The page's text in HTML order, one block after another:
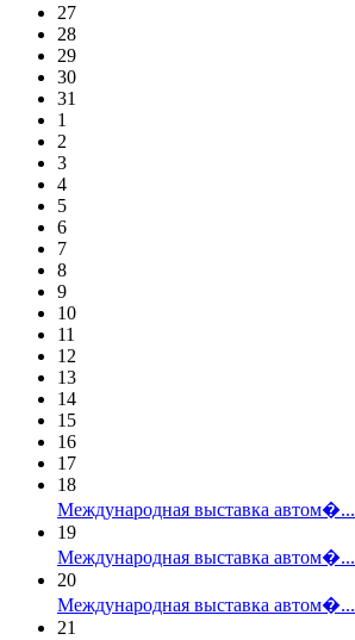
27
28
29
30
31
1
2
3
4
5
6
7
8
9
10
11
12
13
14
15
16
17
18
Международная выставка автом�...
19
Международная выставка автом�...
20
Международная выставка автом�...
21